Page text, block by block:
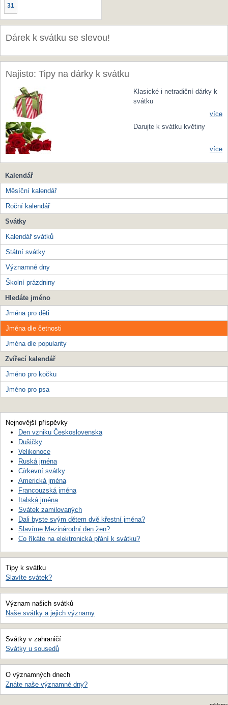
31
Dárek k svátku se slevou!
Najisto: Tipy na dárky k svátku
Klasické i netradiční dárky k
svátku
více
Darujte k svátku květiny
více
Kalendář
Měsíční kalendář
Roční kalendář
Svátky
Kalendář svátků
Státní svátky
Významné dny
Školní prázdniny
Hledáte jméno
Jména pro děti
Jména dle četnosti
Jména dle popularity
Zvířecí kalendář
Jméno pro kočku
Jméno pro psa
Nejnovější příspěvky
Den vzniku Československa
Dušičky
Velikonoce
Ruská jména
Církevní svátky
Americká jména
Francouzská jména
Italská jména
Svátek zamilovaných
Dali byste svým dětem dvě křestní jména?
Slavíme Mezinárodní den žen?
Co říkáte na elektronická přání k svátku?
Tipy k svátku
Slavíte svátek?
Význam našich svátků
Naše svátky a jejich významy
Svátky v zahraničí
Svátky u sousedů
O významných dnech
Znáte naše významné dny?